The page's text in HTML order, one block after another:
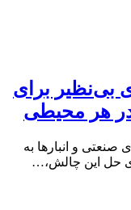
بی‌نظیر برای
هر محیطی
صنعتی و انبارها به
حل این چالش،…